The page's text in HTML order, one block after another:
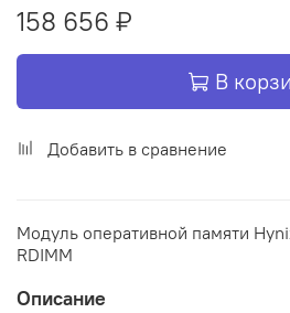
158 656 ₽
В
Добавить в сравнение
Модуль оперативной памяти
RDIMM
Описание